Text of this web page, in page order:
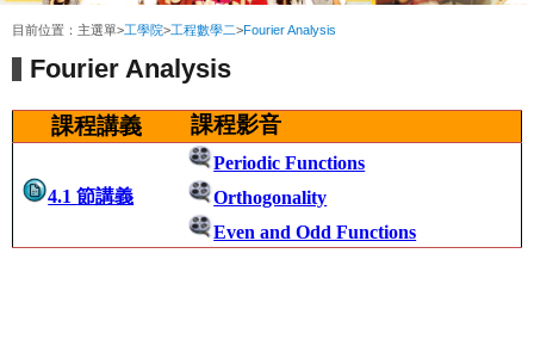
:::
目前位置： 主選單>工學院>工程數學二>Fourier Analysis
Fourier Analysis
課程講義 課程影音
4.1節講義
Periodic Functions
Orthogonality
Even and Odd Functions